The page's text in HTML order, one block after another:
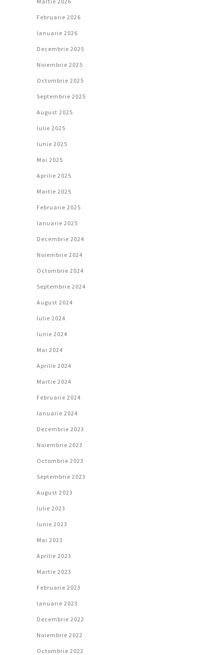
Februarie 2026
Ianuarie 2026
Decembrie 2025
Noiembrie 2025
Octombrie 2025
Septembrie 2025
August 2025
Iulie 2025
Iunie 2025
Mai 2025
Aprilie 2025
Martie 2025
Februarie 2025
Ianuarie 2025
Decembrie 2024
Noiembrie 2024
Octombrie 2024
Septembrie 2024
August 2024
Iulie 2024
Iunie 2024
Mai 2024
Aprilie 2024
Martie 2024
Februarie 2024
Ianuarie 2024
Decembrie 2023
Noiembrie 2023
Octombrie 2023
Septembrie 2023
August 2023
Iulie 2023
Iunie 2023
Mai 2023
Aprilie 2023
Martie 2023
Februarie 2023
Ianuarie 2023
Decembrie 2022
Noiembrie 2022
Octombrie 2022